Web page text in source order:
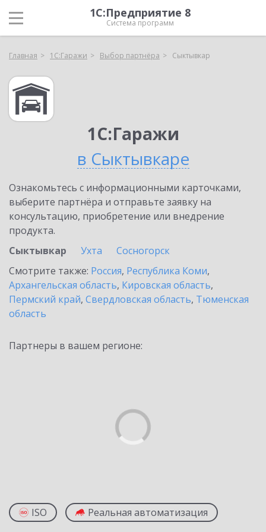
1С:Предприятие 8
Система программ
Главная 1С:Гаражи Выбор партнёра Сыктывкар
1С:Гаражи
в Сыктывкаре
Ознакомьтесь с информационными карточками,
выберите партнёра и отправьте заявку на
консультацию, приобретение или внедрение
продукта.
Сыктывкар
Ухта
Сосногорск
Смотрите также: Россия, Республика Коми,
Архангельская область, Кировская область,
Пермский край, Свердловская область, Тюменская
область
Партнеры в вашем регионе:
ISO Реальная автоматизация